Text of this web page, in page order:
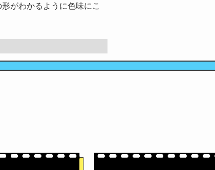
がわかるように色味にこ